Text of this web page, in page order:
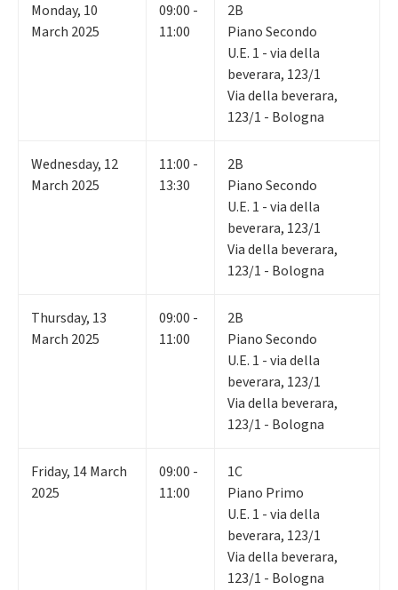
Monday, 10
March 2025
09:00 -
11:00
2B
Piano Secondo
U.E. 1 - via della
beverara, 123/1
Via della beverara,
123/1 - Bologna
Wednesday, 12
March 2025
11:00 -
13:30
2B
Piano Secondo
U.E. 1 - via della
beverara, 123/1
Via della beverara,
123/1 - Bologna
Thursday, 13
March 2025
09:00 -
11:00
2B
Piano Secondo
U.E. 1 - via della
beverara, 123/1
Via della beverara,
123/1 - Bologna
Friday, 14March
2025
09:00 -
11:00
1C
Piano Primo
U.E. 1 - via della
beverara, 123/1
Via della beverara,
123/1 - Bologna